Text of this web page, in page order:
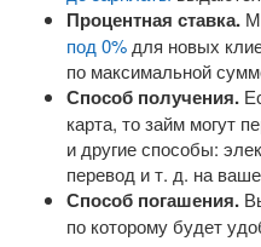
Процентная ставка.
под 0% для новых
по максимальной
Способ получения.
карта, то займ могут
и другие способы:
перевод и т. д. на
Способ погашения.
по которому будет